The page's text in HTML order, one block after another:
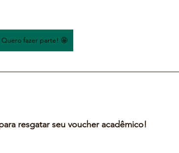
Quero fazer parte! 🤩
resgatar seu voucher acadêmico!